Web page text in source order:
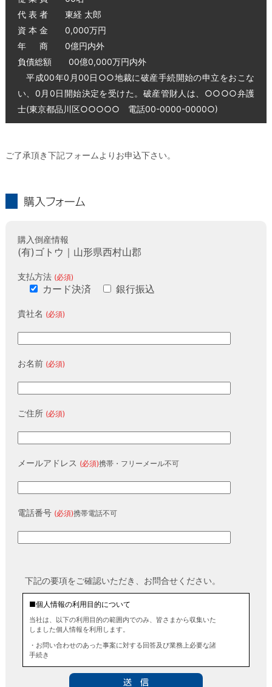
代 表 者 東経 太郎
資 本 金 0,000万円
年 商 0億円内外
負債総額 00億0,000万円内外
平成00年0月00日○○地裁に破産手続開始の申立をおこな
い、0月0日開始決定を受けた。破産管財人は、○○○○弁護
士(東京都品川区○○○○○ 電話00-0000-0000○)
ご了承頂き下記フォームよりお申込下さい。
購入倒産情報
(有)ゴトウ｜山形県西村山郡
支払方法 (必須)
カード決済 銀行振込
貴社名 (必須)
お名前 (必須)
ご住所 (必須)
メールアドレス (必須)携帯・フリーメール不可
電話番号 (必須)携帯電話不可
下記の要項をご確認いただき、お問合せください。
■個人情報の利用目的について
当社は、以下の利用目的の範囲内でのみ、皆さまから収集いた
しました個人情報を利用します。
・お問い合わせのあった事案に対する回答及び業務上必要な諸
手続き